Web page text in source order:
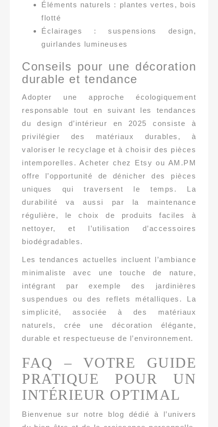
Éléments naturels : plantes vertes, bois
flotté
Éclairages : suspensions design,
guirlandes lumineuses
Conseils pour une décoration
durable et tendance
Adopter une approche écologiquement
responsable tout en suivant les tendances
du design d’intérieur en 2025 consiste à
privilégier des matériaux durables, à
valoriser le recyclage et à choisir des pièces
intemporelles. Acheter chez Etsy ou AM.PM
offre l’opportunité de dénicher des pièces
uniques qui traversent le temps. La
durabilité va aussi par la maintenance
régulière, le choix de produits faciles à
nettoyer, et l’utilisation d’accessoires
biodégradables.
Les tendances actuelles incluent l’ambiance
minimaliste avec une touche de nature,
intégrant par exemple des jardinières
suspendues ou des reflets métalliques. La
simplicité, associée à des matériaux
naturels, crée une décoration élégante,
durable et respectueuse de l’environnement.
FAQ – VOTRE GUIDE
PRATIQUE POUR UN
INTÉRIEUR OPTIMAL
Bienvenue sur notre blog dédié à l’univers